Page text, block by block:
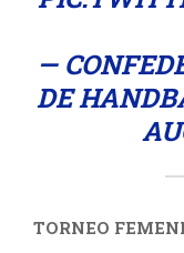
—
DE
TORNEO